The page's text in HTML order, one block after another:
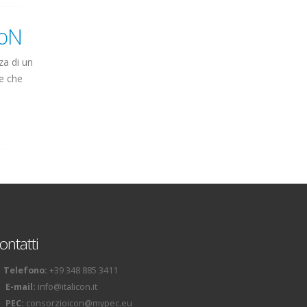
di un
che
Telefono: +39 348 885 3411
E-mail: info@italicon.it
PEC: consorzioicon@mypec.eu